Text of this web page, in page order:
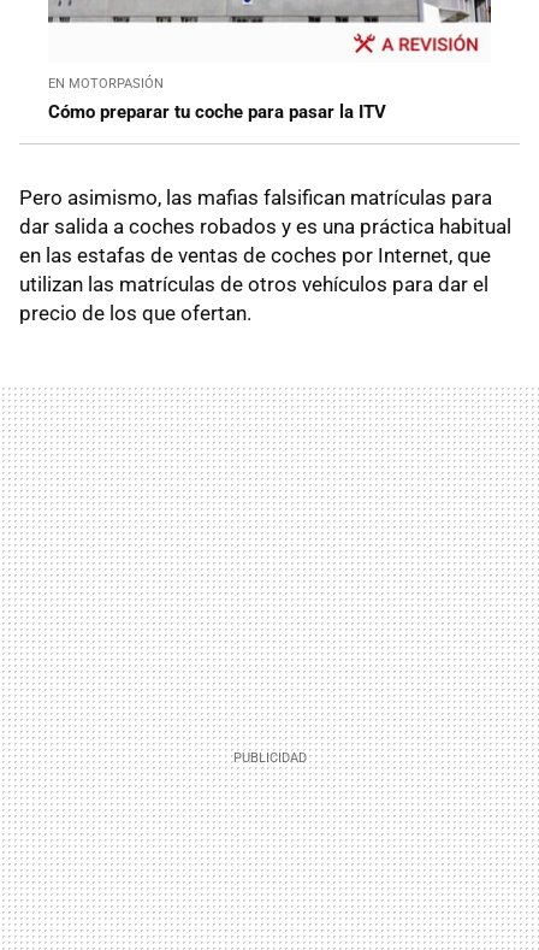
EN MOTORPASIÓN
Cómo preparar tu coche para pasar la ITV
Pero asimismo, las mafias falsifican matrículas para
dar salida a coches robados y es una práctica habitual
en las estafas de ventas de coches por Internet, que
utilizan las matrículas de otros vehículos para dar el
precio de los que ofertan.